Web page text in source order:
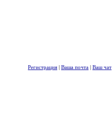
Регистрация | Ваша почта | Ваш чат